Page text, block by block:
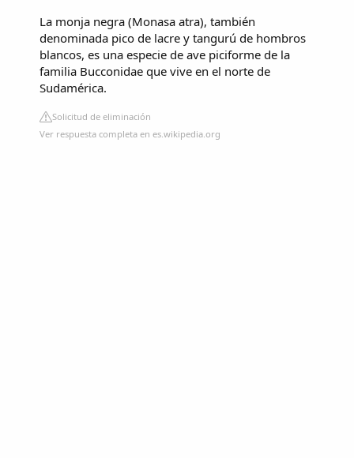
La monja negra​ (Monasa atra), también
denominada pico de lacre y tangurú de hombros
blancos,​​ es una especie de ave piciforme de la
familia Bucconidae que vive en el norte de
Sudamérica.
Solicitud de eliminación
Ver respuesta completa en es.wikipedia.org